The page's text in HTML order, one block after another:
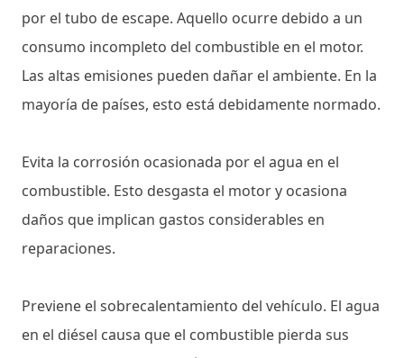
por el tubo de escape. Aquello ocurre debido a un
consumo incompleto del combustible en el motor.
Las altas emisiones pueden dañar el ambiente. En la
mayoría de países, esto está debidamente normado.
Evita la corrosión ocasionada por el agua en el
combustible. Esto desgasta el motor y ocasiona
daños que implican gastos considerables en
reparaciones.
Previene el sobrecalentamiento del vehículo. El agua
en el diésel causa que el combustible pierda sus